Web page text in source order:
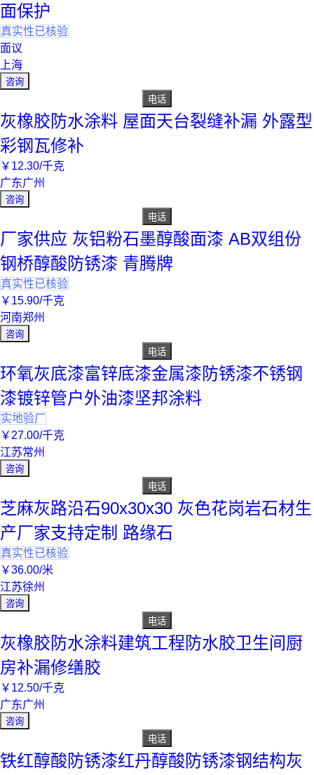
面保护
真实性已核验
面议
上海
咨询
电话
灰橡胶防水涂料 屋面天台裂缝补漏 外露型
彩钢瓦修补
￥ 12.30/千克
广东广州
咨询
电话
厂家供应 灰铝粉石墨醇酸面漆 AB双组份
钢桥醇酸防锈漆 青腾牌
真实性已核验
￥ 15.90/千克
河南郑州
咨询
电话
环氧灰底漆富锌底漆金属漆防锈漆不锈钢
漆镀锌管户外油漆坚邦涂料
实地验厂
￥27.00/千克
江苏常州
咨询
电话
芝麻灰路沿石90x30x30 灰色花岗岩石材生
产厂家支持定制 路缘石
真实性已核验
￥36.00/米
江苏徐州
咨询
电话
灰橡胶防水涂料建筑工程防水胶卫生间厨
房补漏修缮胶
￥ 12.50/千克
广东广州
咨询
电话
铁红醇酸防锈漆红丹醇酸防锈漆钢结构灰